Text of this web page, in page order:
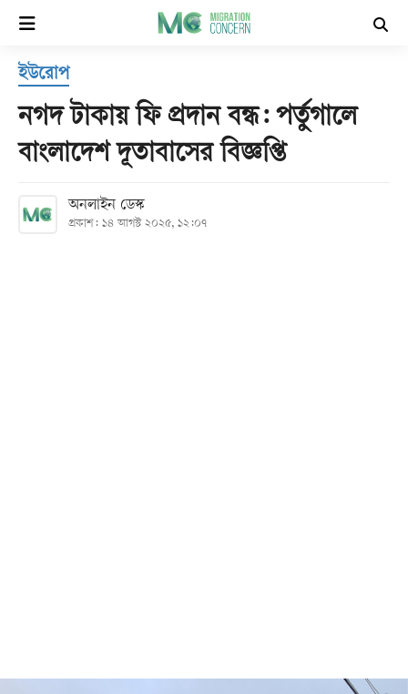
হোম
সর্বশেষ
বিভাগ
ইউরোপ
নগদ টাকায় ফি প্রদান বন্ধ: পর্তুগালে
বাংলাদেশ দূতাবাসের বিজ্ঞপ্তি
অনলাইন ডেস্ক
প্রকাশ: ১৪ আগস্ট ২০২৫, ১২:০৭